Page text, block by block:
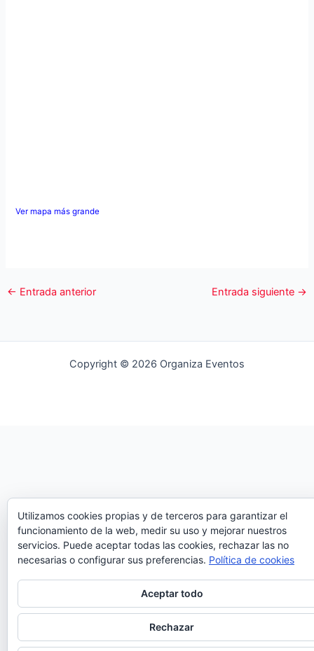
Ver mapa más grande
← Entrada anterior Entrada siguiente →
Copyright © 2026 Organiza Eventos
Utilizamos cookies propias y de terceros para garantizar el
funcionamiento de la web, medir su uso y mejorar nuestros
servicios. Puede aceptar todas las cookies, rechazar las no
necesarias o configurar sus preferencias. Política de cookies
Aceptar todo
Rechazar